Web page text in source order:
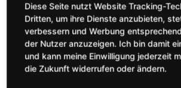
Tel.: +49 (0) 52 21 - 12 65 0
Fax: +49 (0) 52 21 - 12 65
65
E-Mail:info@vhk-
Tel.: +49
0
Fax: +49
77
Diese Seite nutzt Website Tracking-
Dritten, um ihre Dienste anzubieten,
verbessern und Werbung
der Nutzer anzuzeigen. Ich bin damit
und kann meine Einwilligung jederzeit
die Zukunft widerrufen oder ändern.